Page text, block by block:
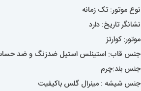
نوع موتور: تک زمانه
نشانگر تاریخ: دارد
موتور: کوارتز
جنس قاب: استینلس استیل ضدزنگ و ضد
جنس بند:چرم
جنس شیشه : مینرال گلس باکیفیت